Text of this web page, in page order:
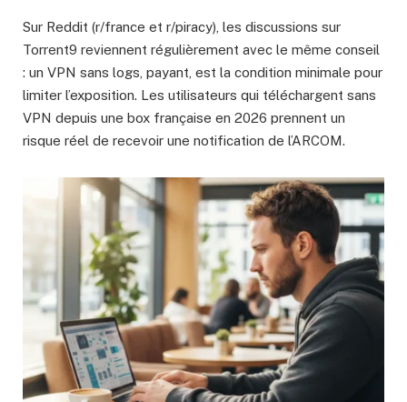
Sur Reddit (r/france et r/piracy), les discussions sur
Torrent9 reviennent régulièrement avec le même conseil
: un VPN sans logs, payant, est la condition minimale pour
limiter l’exposition. Les utilisateurs qui téléchargent sans
VPN depuis une box française en 2026 prennent un
risque réel de recevoir une notification de l’ARCOM.